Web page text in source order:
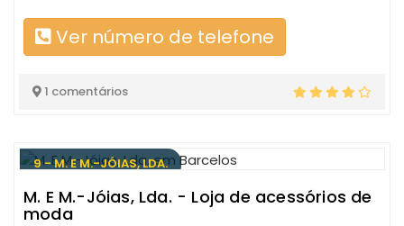
Ver número de telefone
1 comentários
9 - M. E M.-JÓIAS, LDA.
M. E M.-Jóias, Lda. - Loja de acessórios de
moda